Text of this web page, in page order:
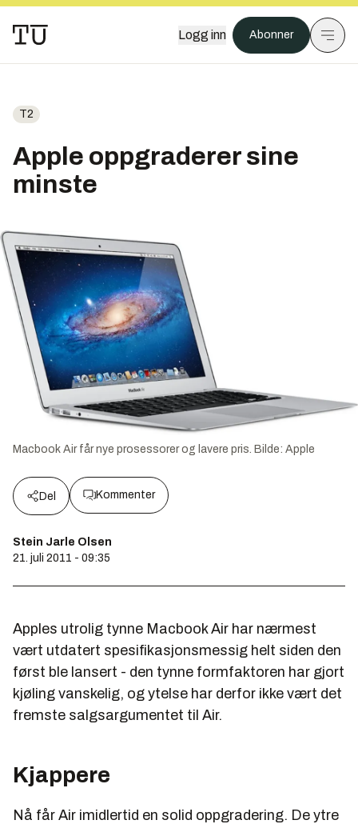
Logg inn Abonner
T2
Apple oppgraderer sine
minste
Macbook Air får nye prosessorer og lavere pris. Bilde: Apple
Del Kommenter
Stein Jarle Olsen
21. juli 2011 - 09:35
Apples utrolig tynne Macbook Air har nærmest
vært utdatert spesifikasjonsmessig helt siden den
først ble lansert - den tynne formfaktoren har gjort
kjøling vanskelig, og ytelse har derfor ikke vært det
fremste salgsargumentet til Air.
Kjappere
Nå får Air imidlertid en solid oppgradering. De ytre